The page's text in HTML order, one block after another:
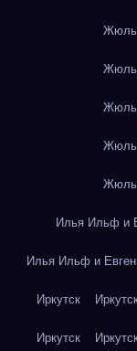
Жюль
Жюль
Жюль
Жюль
Жюль
Илья Ильф и
Илья Ильф и
Иркутск
Иркутск